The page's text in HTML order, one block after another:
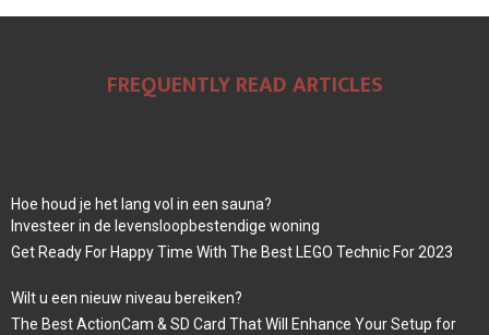
FREQUENTLY READ ARTICLES
Hoe houd je het lang vol in een sauna?
Investeer in de levensloopbestendige woning
Get Ready For Happy Time With The Best LEGO Technic For 2023
Wilt u een nieuw niveau bereiken?
The Best ActionCam & SD Card That Will Enhance Your Setup for